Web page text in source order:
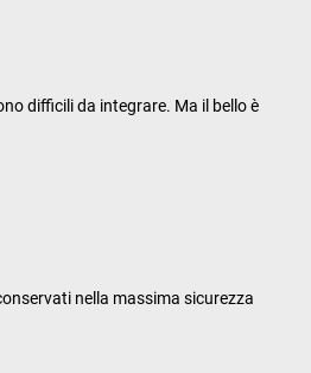
difficili da integrare. Ma il bello è
nella massima sicurezza